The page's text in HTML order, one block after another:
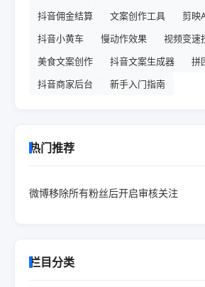
抖音佣金结算
文案创作工具 剪映
抖音小黄车
慢动作效果
视频变速
美食文案创作
抖音文案生成器
拼
抖音商家后台
新手入门指南
热门推荐
微博移除所有粉丝后开启审核关注
栏目分类